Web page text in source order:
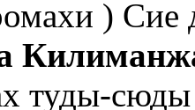
)
туды-